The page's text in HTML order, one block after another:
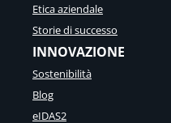
Etica aziendale
Storie di successo
INNOVAZIONE
Sostenibilità
Blog
eIDAS2